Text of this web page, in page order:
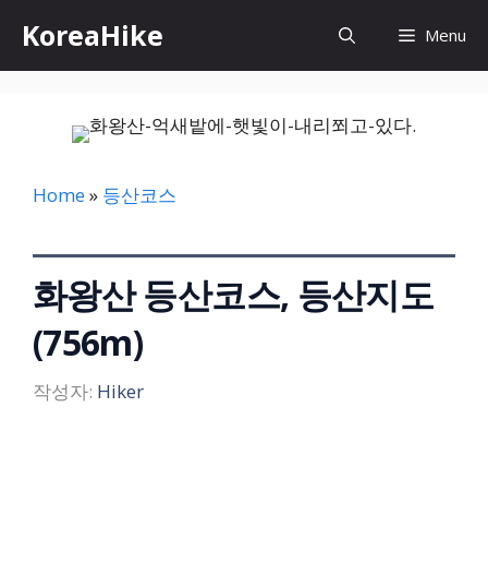
츠
KoreaHike Menu
Home» 등산코스
화왕산 등산코스, 등산지도
(756m)
작성자: Hiker